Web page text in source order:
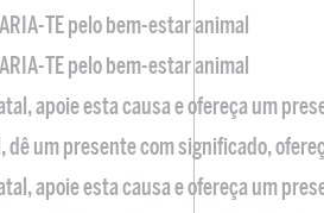
TE pelo bem-estar animal
TE pelo bem-estar animal
apoie esta causa e ofereça um
dê um presente com significado,
apoie esta causa e ofereça um